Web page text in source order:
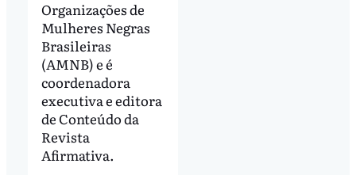
Organizações de
Mulheres Negras
Brasileiras
(AMNB) e é
coordenadora
executiva e editora
de Conteúdo da
Revista
Afirmativa.